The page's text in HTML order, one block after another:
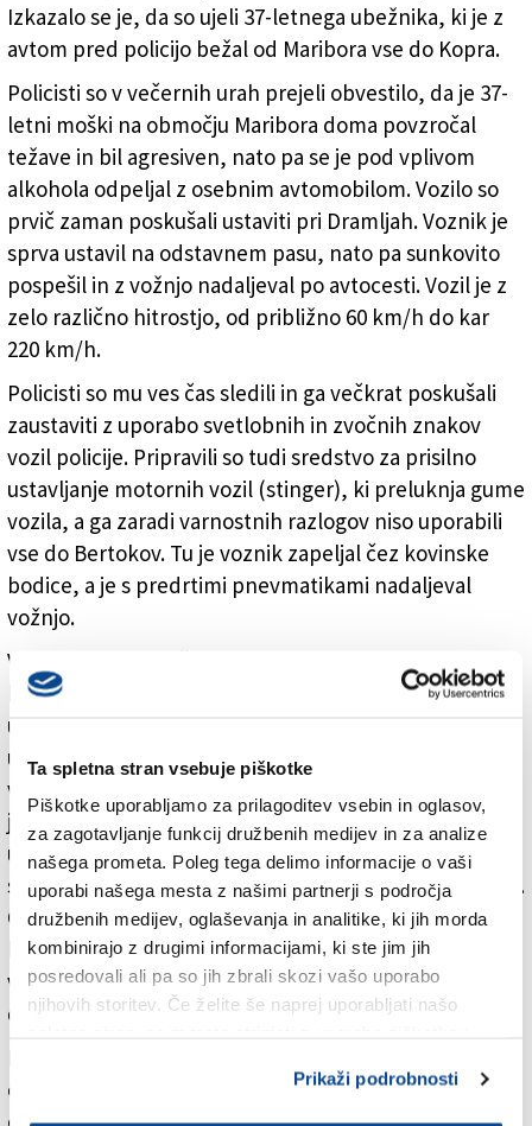
Ta spletna stran vsebuje piškotke
Piškotke uporabljamo za prilagoditev vsebin in oglasov,
za zagotavljanje funkcij družbenih medijev in za analize
našega prometa. Poleg tega delimo informacije o vaši
uporabi našega mesta z našimi partnerji s področja
družbenih medijev, oglaševanja in analitike, ki jih morda
kombinirajo z drugimi informacijami, ki ste jim jih
posredovali ali pa so jih zbrali skozi vašo uporabo
njihovih storitev. Če želite še naprej uporabljati našo
Prikaži podrobnosti
Izkazalo se je, da so ujeli 37-letnega ubežnika, ki je z
avtom pred policijo bežal od Maribora vse do Kopra.
Policisti so v večernih urah prejeli obvestilo, da je 37-
letni moški na območju Maribora doma povzročal
težave in bil agresiven, nato pa se je pod vplivom
alkohola odpeljal z osebnim avtomobilom. Vozilo so
prvič zaman poskušali ustaviti pri Dramljah. Voznik je
sprva ustavil na odstavnem pasu, nato pa sunkovito
pospešil in z vožnjo nadaljeval po avtocesti. Vozil je z
zelo različno hitrostjo, od približno 60 km/h do kar
220 km/h.
Policisti so mu ves čas sledili in ga večkrat poskušali
zaustaviti z uporabo svetlobnih in zvočnih znakov
vozil policije. Pripravili so tudi sredstvo za prisilno
ustavljanje motornih vozil (stinger), ki preluknja gume
vozila, a ga zaradi varnostnih razlogov niso uporabili
vse do Bertokov. Tu je voznik zapeljal čez kovinske
bodice, a je s predrtimi pnevmatikami nadaljeval
vožnjo.
Vozilo se je dokončno ustavilo ob 23.01 na
bencinskem servisu Bonifika v Kopru. Voznik se je ob
ustavitvi aktivno uprl policistom, zato so zoper njega
uporabili prisilna sredstva in ga vklenili. Pred tem je z
vzvratno vožnjo trčil tudi v policijsko vozilo. Obenem
je odklonil preizkus alkoholiziranosti, hitri test za
ugotavljanje prisotnosti prepovedanih drog in
strokovni pregled, zaradi česar so ga policisti pridržali.
Okoliščine dogodka kriminalisti še preiskujejo, 37-
letnik je osumljen storitve kaznivih dejanj nevarne
vožnje v cestnem prometu in preprečitve uradnega
dejanja ali maščevanja uradni osebi.
omenjenega 37-letnega voznika kršitelja počutili